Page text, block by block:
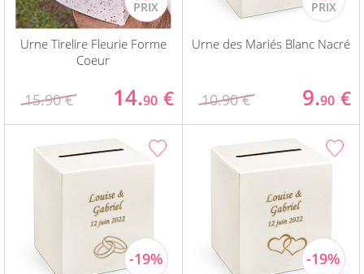
Urne Tirelire Fleurie Forme
Coeur
15.90 € 14.90 €
Urne des Mariés Blanc Nacré
10.90 € 9.90 €